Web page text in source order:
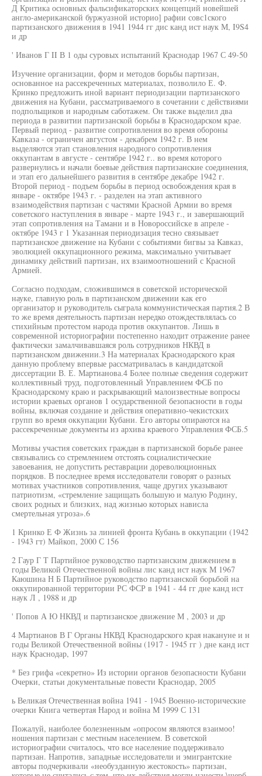
Д Критика основных фальсификаторских концепций новейшей
англо-американской буржуазной историо] рафии совс1ского
партизанского движения в 1941 1944 гг дис канд ист наук М, I9S4
и др
' Иванов Г II В 1 оды суровых испытаний Краснодар 1967 С 49-50
Изучение организации, форм и методов борьбы партизан,
основанное на рассекреченных материалах, позволило Е. Ф.
Кринко предложить иной вариант периодизации партизанского
движения на Кубани, рассматриваемого в сочетании с действиями
подпольщиков и народным саботажем. Он также выделил два
периода в развитии партизанской борьбы в Краснодарском крае.
Первый период - развитие сопротивления во время обороны
Кавказа - ограничен августом - декабрем 1942 г. В нем
выделяются этап становления народного сопротивления
оккупантам в августе - сентябре 1942 г.. во время которого
развернулись и начали боевые действия партизанские соединения,
и этап его дальнейшего развития в сентябре декабре 1942 г.
Второй период - подъем борьбы в период освобождения края в
январе - октябре 1943 г. - разделен на этап активного
взаимодействия партизан с частями Красной Армии во время
советского наступления в январе - марте 1943 г., и завершающий
этап сопротивления на Тамани и в Новороссийске в апреле -
октябре 1943 г 1 Указанная периодизация тесно связывает
партизанское движение на Кубани с событиями бигвы за Кавказ,
эволюцией оккупационного режима, максимально учитывает
динамику действий партизан, их взаимоотношений с Красной
Армией.
Согласно подходам, сложившимся в советской исторической
науке, главную роль в партизанском движении как его
организатор и руководитель сыграла коммунистическая партия.2 В
то же время деятельность партизан нередко отождествлялась со
стихийным протестом народа против оккупантов. Лишь в
современной историографии постепенно находит отражение ранее
фактически замалчивавшаяся роль сотрудников НКВД в
партизанском движении.3 На материалах Краснодарского края
данную проблему впервые рассматривалась в кандидатской
диссертации В. Е. Мартианова.4 Более полные сведения содержит
коллективный труд, подготовленный Управлением ФСБ по
Краснодарскому краю и раскрывающий малоизвестные вопросы
истории краевых органов 1 осударственной безопасности в годы
войны, включая создание и действия оперативно-чекистских
групп во время оккупации Кубани. Его авторы опираются на
рассекреченные документы из архива краевого Управления ФСБ.5
Мотивы участия советских граждан в партизанской борьбе ранее
связывались со стремлением отстоять социалистические
завоевания, не допустить реставрации дореволюционных
порядков. В последнее время исследователи говорят о разных
мотивах участников сопротивления, чаще других указывают
патриотизм, «стремление защищать большую и малую Родину,
своих родных и близких, над жизнью которых нависла
смертельная угроза».6
1 Кринко Е Ф Жизнь за линией фронта Кубань в оккупации (1942
- 1943 гт) Майкоп, 2000 С 156
2 Гаур Г Т Партийное руководство партизанским движением в
годы Великой Отечественной войны лис канд ист наук М 1967
Каюшина Н Б Партийное руководство партизанской борьбой на
оккупированной территории РС ФСР в 1941 - 44 гг дне канд ист
наук Л , 1988 и др
' Попов А Ю НКВД и партизанское движение М , 2003 и др
4 Мартианов В Г Органы НКВД Краснодарского края накануне и н
годы Великой Отечественной войны (1917 - 1945 гг ) дне канд ист
наук Краснодар, 1997
* Без грифа «секретно» Из истории органов безопасности Кубани
Очерки, статьи документальные повести Краснодар, 2005
ь Великая Отечественная война 1941 - 1945 Военно-исторические
очерки Книга четвертая Народ и война М 1999 С 131
Пожалуй, наиболее болезненным «опросом являются взаимоо!
ношения партизан с местным населением. В советской
историографии считалось, что все население поддерживало
партизан. Напротив, западные исследователи и эмигрантские
авторы подчеркивали «необузданную жестокость» партизан,